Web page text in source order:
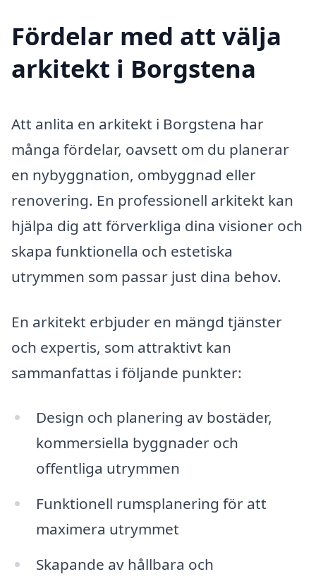
Fördelar med att välja
arkitekt i Borgstena
Att anlita en arkitekt i Borgstena har
många fördelar, oavsett om du planerar
en nybyggnation, ombyggnad eller
renovering. En professionell arkitekt kan
hjälpa dig att förverkliga dina visioner och
skapa funktionella och estetiska
utrymmen som passar just dina behov.
En arkitekt erbjuder en mängd tjänster
och expertis, som attraktivt kan
sammanfattas i följande punkter:
Design och planering av bostäder,
kommersiella byggnader och
offentliga utrymmen
Funktionell rumsplanering för att
maximera utrymmet
Skapande av hållbara och